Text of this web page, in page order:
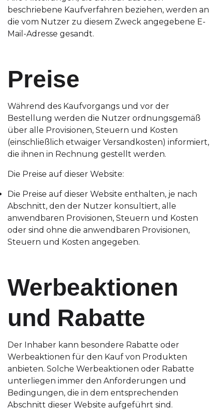
beschriebene Kaufverfahren beziehen, werden an
die vom Nutzer zu diesem Zweck angegebene E-
Mail-Adresse gesandt.
Preise
Während des Kaufvorgangs und vor der
Bestellung werden die Nutzer ordnungsgemäß
über alle Provisionen, Steuern und Kosten
(einschließlich etwaiger Versandkosten) informiert,
die ihnen in Rechnung gestellt werden.
Die Preise auf dieser Website:
Die Preise auf dieser Website enthalten, je nach
Abschnitt, den der Nutzer konsultiert, alle
anwendbaren Provisionen, Steuern und Kosten
oder sind ohne die anwendbaren Provisionen,
Steuern und Kosten angegeben.
Werbeaktionen
und Rabatte
Der Inhaber kann besondere Rabatte oder
Werbeaktionen für den Kauf von Produkten
anbieten. Solche Werbeaktionen oder Rabatte
unterliegen immer den Anforderungen und
Bedingungen, die in dem entsprechenden
Abschnitt dieser Website aufgeführt sind.